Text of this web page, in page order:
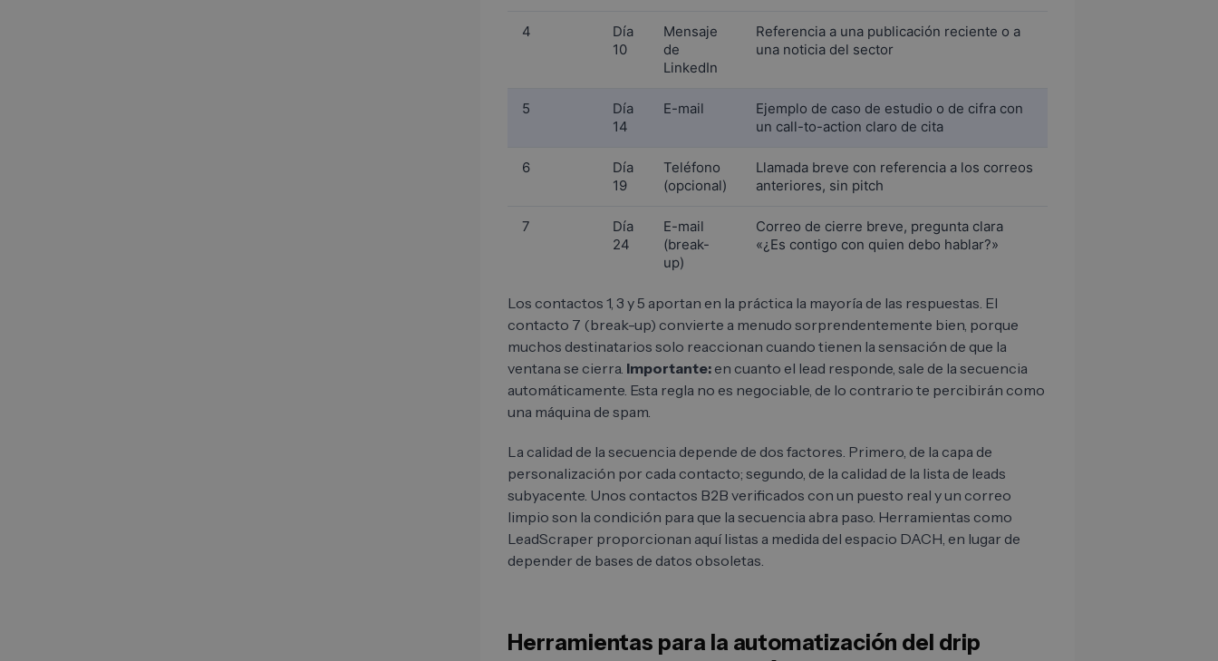
4
Día
10
Mensaje
de
LinkedIn
Referencia a una publicación reciente o a
una noticia del sector
5
Día
14
E-mail
Ejemplo de caso de estudio o de cifra con
un call-to-action claro de cita
6
Día
19
Teléfono
(opcional)
Llamada breve con referencia a los correos
anteriores, sin pitch
7
Día
24
E-mail
(break-
up)
Correo de cierre breve, pregunta clara
«¿Es contigo con quien debo hablar?»
Los contactos 1, 3 y 5 aportan en la práctica la mayoría de las respuestas. El
contacto 7 (break-up) convierte a menudo sorprendentemente bien, porque
muchos destinatarios solo reaccionan cuando tienen la sensación de que la
ventana se cierra. Importante: en cuanto el lead responde, sale de la secuencia
automáticamente. Esta regla no es negociable, de lo contrario te percibirán como
una máquina de spam.
La calidad de la secuencia depende de dos factores. Primero, de la capa de
personalización por cada contacto; segundo, de la calidad de la lista de leads
subyacente. Unos contactos B2B verificados con un puesto real y un correo
limpio son la condición para que la secuencia abra paso. Herramientas como
LeadScraper proporcionan aquí listas a medida del espacio DACH, en lugar de
depender de bases de datos obsoletas.
Herramientas para la automatización del drip